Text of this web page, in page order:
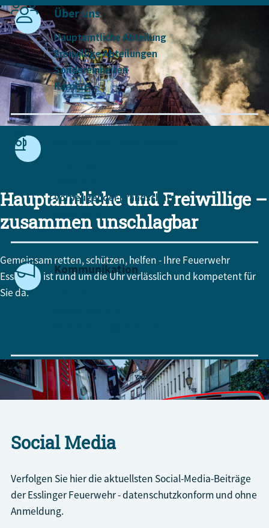
Hauptamtliche und Freiwillige –
zusammen unschlagbar
Gemeinsam retten, schützen, helfen - Ihre Feuerwehr
Esslingen ist rund um die Uhr verlässlich und kompetent für
Sie da.
Über uns
Hauptamtliche Abteilung
Freiwillige Abteilungen
Sondereinheiten
Karriere
Vorbeugender Brandschutz
Kommunikation
Social Media
Verfolgen Sie hier die aktuellsten Social-Media-Beiträge
der Esslinger Feuerwehr - datenschutzkonform und ohne
Anmeldung.